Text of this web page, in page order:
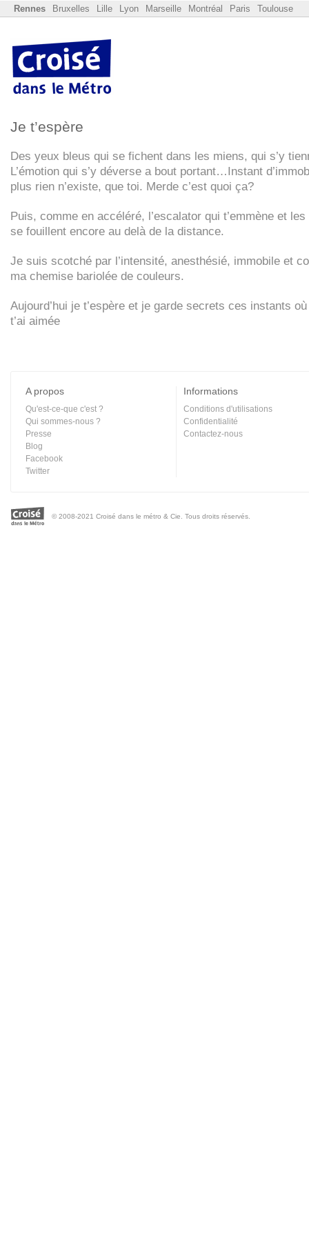
Rennes Bruxelles Lille Lyon Marseille Montréal Paris Toulouse
Je t’espère
Des yeux bleus qui se fichent dans les miens, qui s’y
L’émotion qui s’y déverse a bout portant…Instant
plus rien n’existe, que toi. Merde c’est quoi ça?
Puis, comme en accéléré, l’escalator qui t’emmène et
se fouillent encore au delà de la distance.
Je suis scotché par l’intensité, anesthésié, immobile et
ma chemise bariolée de couleurs.
Aujourd’hui je t’espère et je garde secrets ces instants
t’ai aimée
A propos
Qu'est-ce-que c'est ?
Qui sommes-nous ?
Presse
Blog
Facebook
Twitter
Informations
Conditions d'utilisations
Confidentialité
Contactez-nous
© 2008-2021 Croisé dans le métro & Cie. Tous droits réservés.